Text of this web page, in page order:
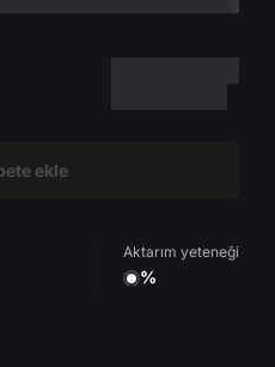
ekle
Aktarım yeteneği
%